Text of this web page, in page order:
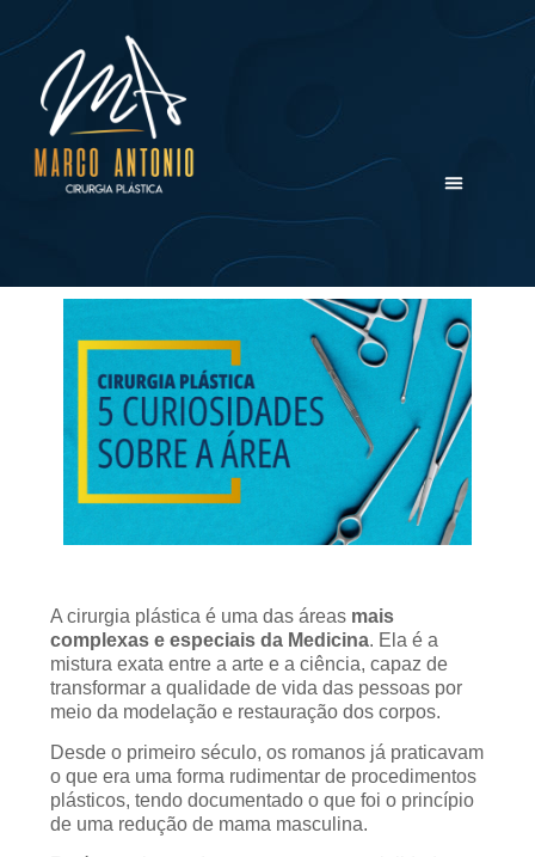
A cirurgia plástica é uma das áreas mais
complexas e especiais da Medicina. Ela é a
mistura exata entre a arte e a ciência, capaz de
transformar a qualidade de vida das pessoas por
meio da modelação e restauração dos corpos.
Desde o primeiro século, os romanos já praticavam
o que era uma forma rudimentar de procedimentos
plásticos, tendo documentado o que foi o princípio
de uma redução de mama masculina.